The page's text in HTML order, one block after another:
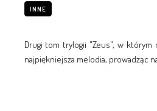
INNE
Drugi tom trylogii "Zeus", w którym
najpiękniejsza melodia, prowadząc